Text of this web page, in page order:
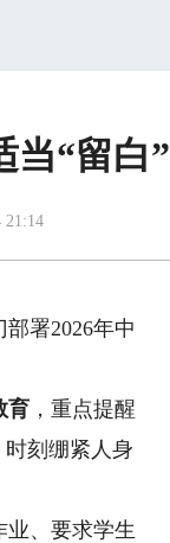
当“留白”
21:14
署2026年中
育 ，重点提醒
刻绷紧人身
业、要求学生